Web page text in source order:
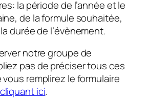
la période de l’année et le
de la formule souhaitée,
durée de l’évènement.
notre groupe de
pas de préciser tous ces
remplirez le formulaire
ici.